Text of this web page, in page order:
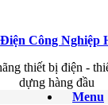
Điện Công Nghiệp
thiết bị điện -
dựng hàng đầu
Menu